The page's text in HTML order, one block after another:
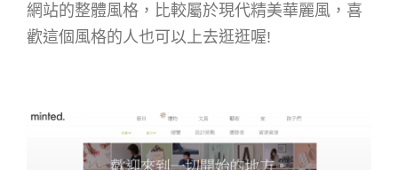
網站的整體風格，比較屬於現代精美華麗風，喜
歡這個風格的人也可以上去逛逛喔!